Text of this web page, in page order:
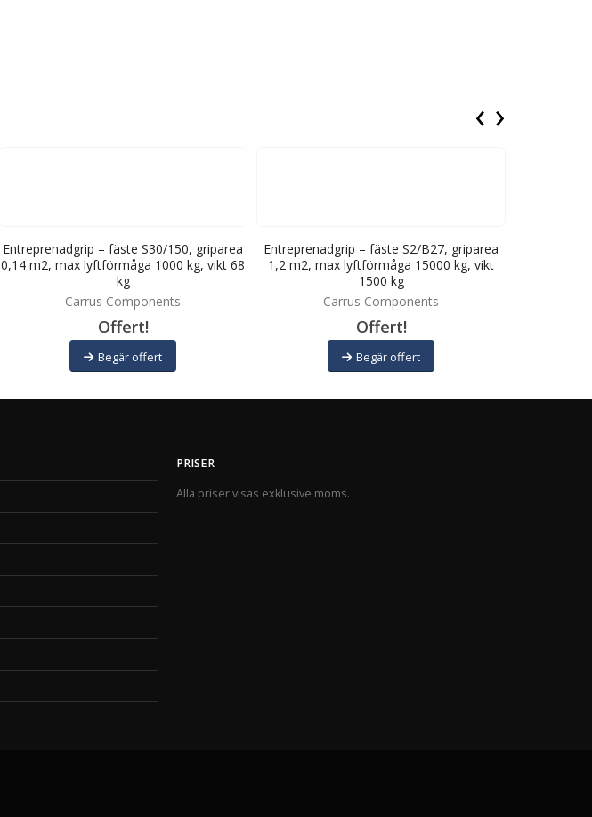
Entreprenadgrip – fäste S30/150, griparea
0,14 m2, max lyftförmåga 1000 kg, vikt 68
kg
Carrus Components
Offert!
Begär offert
Entreprenadgrip – fäste S2/B27, griparea
1,2 m2, max lyftförmåga 15000 kg, vikt
1500 kg
Carrus Components
Offert!
Begär offert
‹ ›
PRISER
Alla priser visas exklusive moms.